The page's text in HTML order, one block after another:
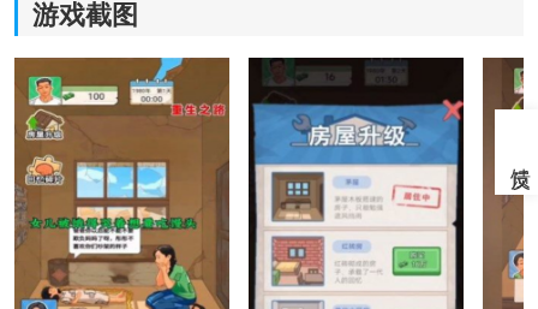
《重生之路安卓版》游戏优势：
1.游戏当中展现了最精彩的画面，让玩家也可以感受到优
质的音效。
游戏截图